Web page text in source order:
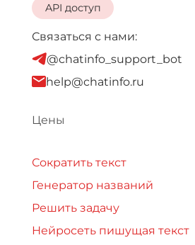
API доступ
Связаться с нами:
@chatinfo_support_bot
help@chatinfo.ru
Цены
Сократить текст
Генератор названий
Решить задачу
Нейросеть пишущая текст